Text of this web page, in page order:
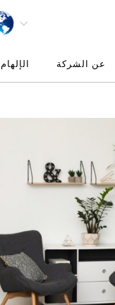
عن الشركة الإلهام